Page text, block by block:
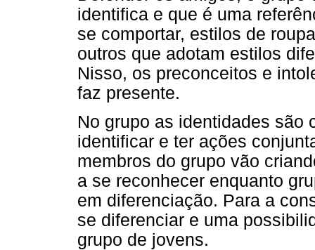
identifica e que é uma
se comportar, estilos de
outros que adotam estilos
Nisso, os preconceitos e
faz presente.
No grupo as identidades são
identificar e ter ações
membros do grupo vão
a se reconhecer enquanto
em diferenciação. Para a
se diferenciar e uma
grupo de jovens.